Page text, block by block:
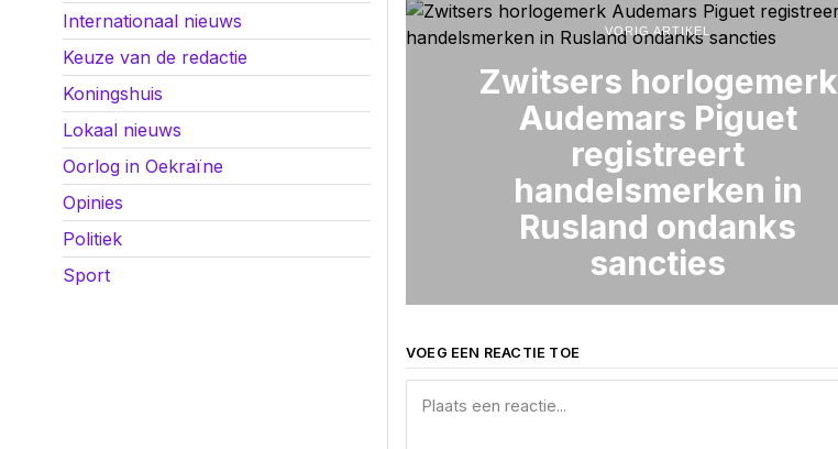
VORIG ARTIKEL
Zwitsers horlogemerk
Audemars Piguet
registreert
handelsmerken in
Rusland ondanks
sancties
VOEG EEN REACTIE TOE
Internationaal nieuws
Keuze van de redactie
Koningshuis
Lokaal nieuws
Oorlog in Oekraïne
Opinies
Politiek
Sport